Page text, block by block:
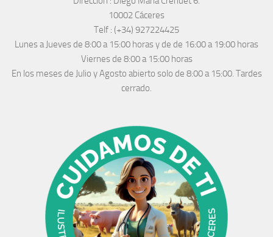
10002 Cáceres
Telf : (+34) 927224425
Lunes a Jueves de 8:00 a 15:00 horas y de de 16:00 a 19:00 horas
Viernes de 8:00 a 15:00 horas
En los meses de Julio y Agosto abierto solo de 8:00 a 15:00. Tardes
cerrado.